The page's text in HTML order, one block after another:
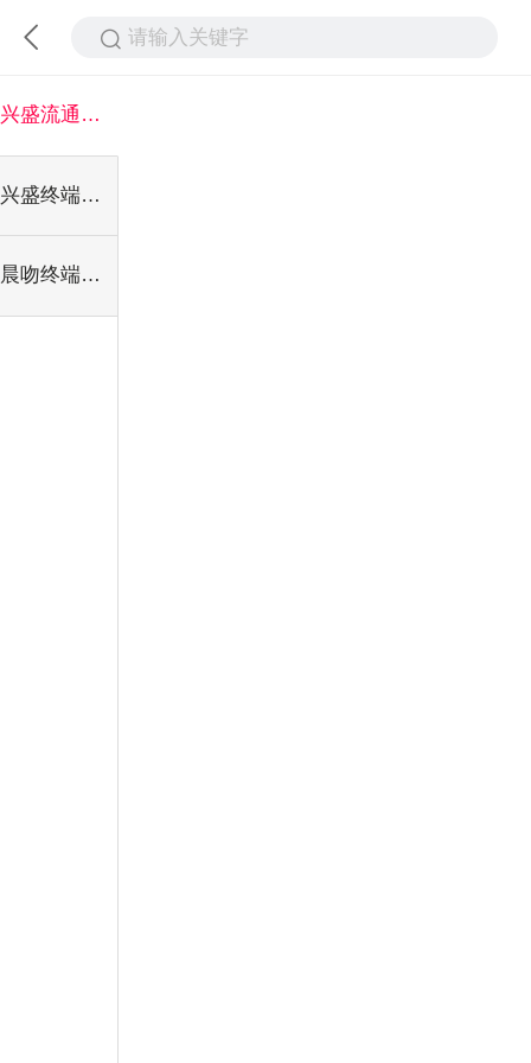
请输入关键字
兴盛流通产品
兴盛终端产品
晨吻终端产品